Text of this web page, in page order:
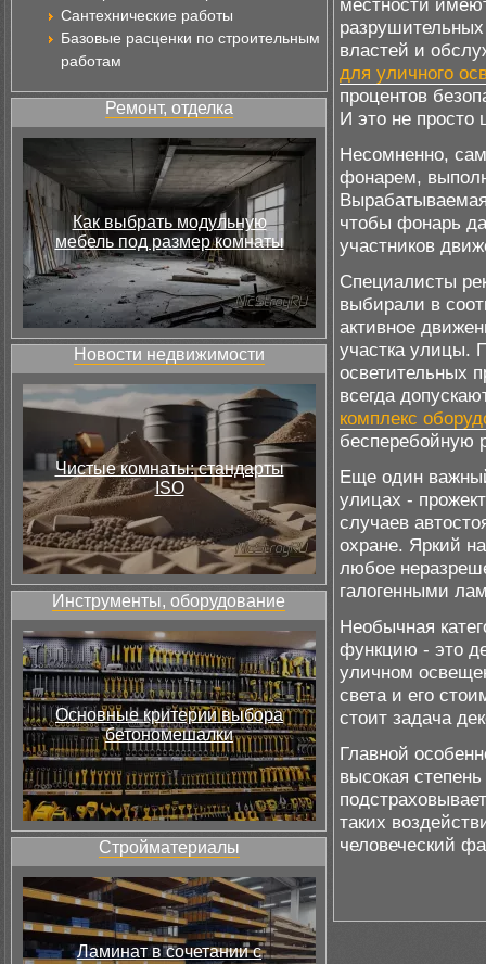
Сантехнические работы
Базовые расценки по строительным
работам
Ремонт, отделка
Как выбрать модульную
мебель под размер комнаты
Новости недвижимости
Чистые комнаты: стандарты
ISO
Инструменты, оборудование
Основные критерии выбора
бетономешалки
Стройматериалы
Ламинат в сочетании с
местности
властей и
для уличного
процентов
И это не просто
Несомненно,
фонарем,
чтобы фонарь
участников
Специалисты
выбирали в
активное
участка улицы.
осветительных
всегда
комплекс
бесперебойную
Еще один
улицах -
случаев
охране. Яркий
любое
галогенными
Необычная
функцию - это
уличном
света и его
стоит задача
Главной
высокая
таких
человеческий